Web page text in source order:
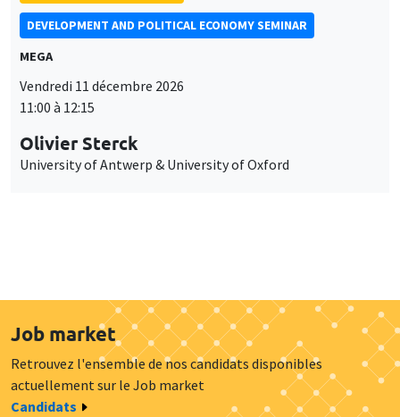
DEVELOPMENT AND POLITICAL ECONOMY SEMINAR
MEGA
Vendredi 11 décembre 2026
11:00 à 12:15
Olivier Sterck
University of Antwerp & University of Oxford
Job market
Retrouvez l'ensemble de nos candidats disponibles
actuellement sur le Job market
Candidats